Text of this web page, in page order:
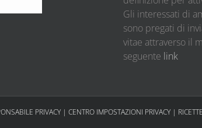
Gli interessati di
sono pregati di
vitae attraverso il
seguente link
PRIVACY| CENTRO IMPOSTAZIONI PRIVACY| RICETTE